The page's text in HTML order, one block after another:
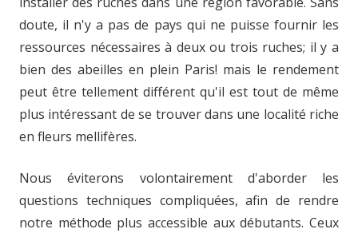
doute, il n'y a pas de pays qui ne puisse fournir les
ressources nécessaires à deux ou trois ruches; il y a
bien des abeilles en plein Paris! mais le rendement
peut être tellement différent qu'il est tout de même
plus intéressant de se trouver dans une localité riche
en fleurs mellifères.
Nous éviterons volontairement d'aborder les
questions techniques compliquées, afin de rendre
notre méthode plus accessible aux débutants. Ceux